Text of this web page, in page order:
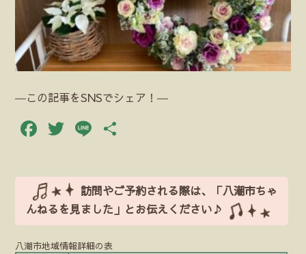
―この記事をSNSでシェア！―
Facebook
Twitter
Line
訪問やご予約される際は、「八潮市ちゃ
んねるを見ました」とお伝えください♪
八潮市地域情報詳細の表